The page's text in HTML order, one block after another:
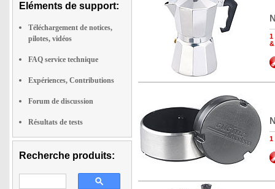
Eléments de support:
Téléchargement de notices,
pilotes, vidéos
FAQ service technique
Expériences, Contributions
Forum de discussion
Résultats de tests
Recherche produits:
1
1